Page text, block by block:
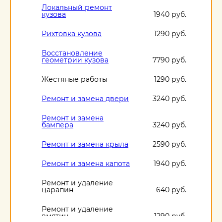
Локальный ремонт
кузова 1940 руб.
Рихтовка кузова 1290 руб.
Восстановление
геометрии кузова 7790 руб.
Жестяные работы 1290 руб.
Ремонт и замена двери 3240 руб.
Ремонт и замена
бампера 3240 руб.
Ремонт и замена крыла 2590 руб.
Ремонт и замена капота 1940 руб.
Ремонт и удаление
царапин 640 руб.
Ремонт и удаление
вмятин 1290 руб.